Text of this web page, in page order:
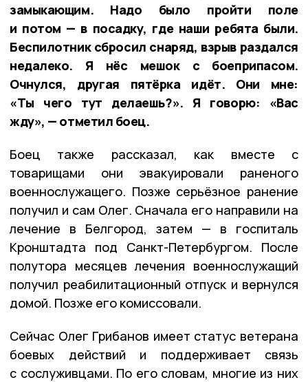
замыкающим. Надо было пройти поле
и потом — в посадку, где наши ребята были.
Беспилотник сбросил снаряд, взрыв раздался
недалеко. Я нёс мешок с боеприпасом.
Очнулся, другая пятёрка идёт. Они мне:
«Ты чего тут делаешь?». Я говорю: «Вас
жду», — отметил боец.
Боец также рассказал, как вместе с
товарищами они эвакуировали раненого
военнослужащего. Позже серьёзное ранение
получил и сам Олег. Сначала его направили на
лечение в Белгород, затем — в госпиталь
Кронштадта под Санкт-Петербургом. После
полутора месяцев лечения военнослужащий
получил реабилитационный отпуск и вернулся
домой. Позже его комиссовали.
Сейчас Олег Грибанов имеет статус ветерана
боевых действий и поддерживает связь
с сослуживцами. По его словам, многие из них